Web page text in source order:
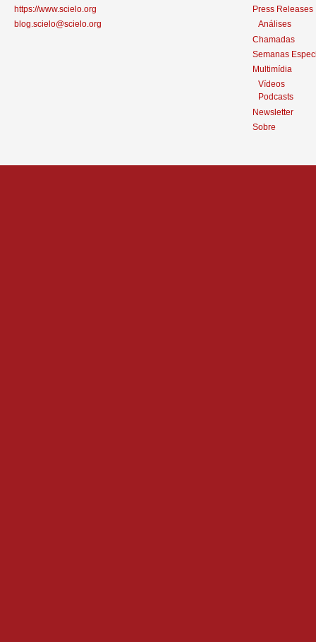
https://www.scielo.org
blog.scielo@scielo.org
Press Releases
Análises
Chamadas
Semanas
Multimídia
Vídeos
Podcasts
Newsletter
Sobre